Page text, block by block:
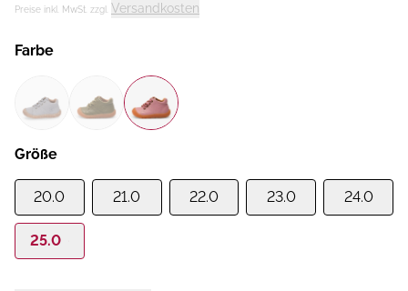
Preise inkl. MwSt. zzgl. Versandkosten
Farbe
Größe
20.0 21.0 22.0 23.0 24.0
25.0